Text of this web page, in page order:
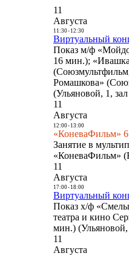
11
Августа
11:30- 12:30
Виртуальный
Показ м/ф
16 мин.);
Ромашкова»
(Ульяновой, 1,
11
Августа
12:00- 13:00
«КоневаФильм»
Занятие в
«КоневаФильм»
11
Августа
17:00- 18:00
Виртуальный
Показ х/ф
театра и кино
мин.)
11
Августа